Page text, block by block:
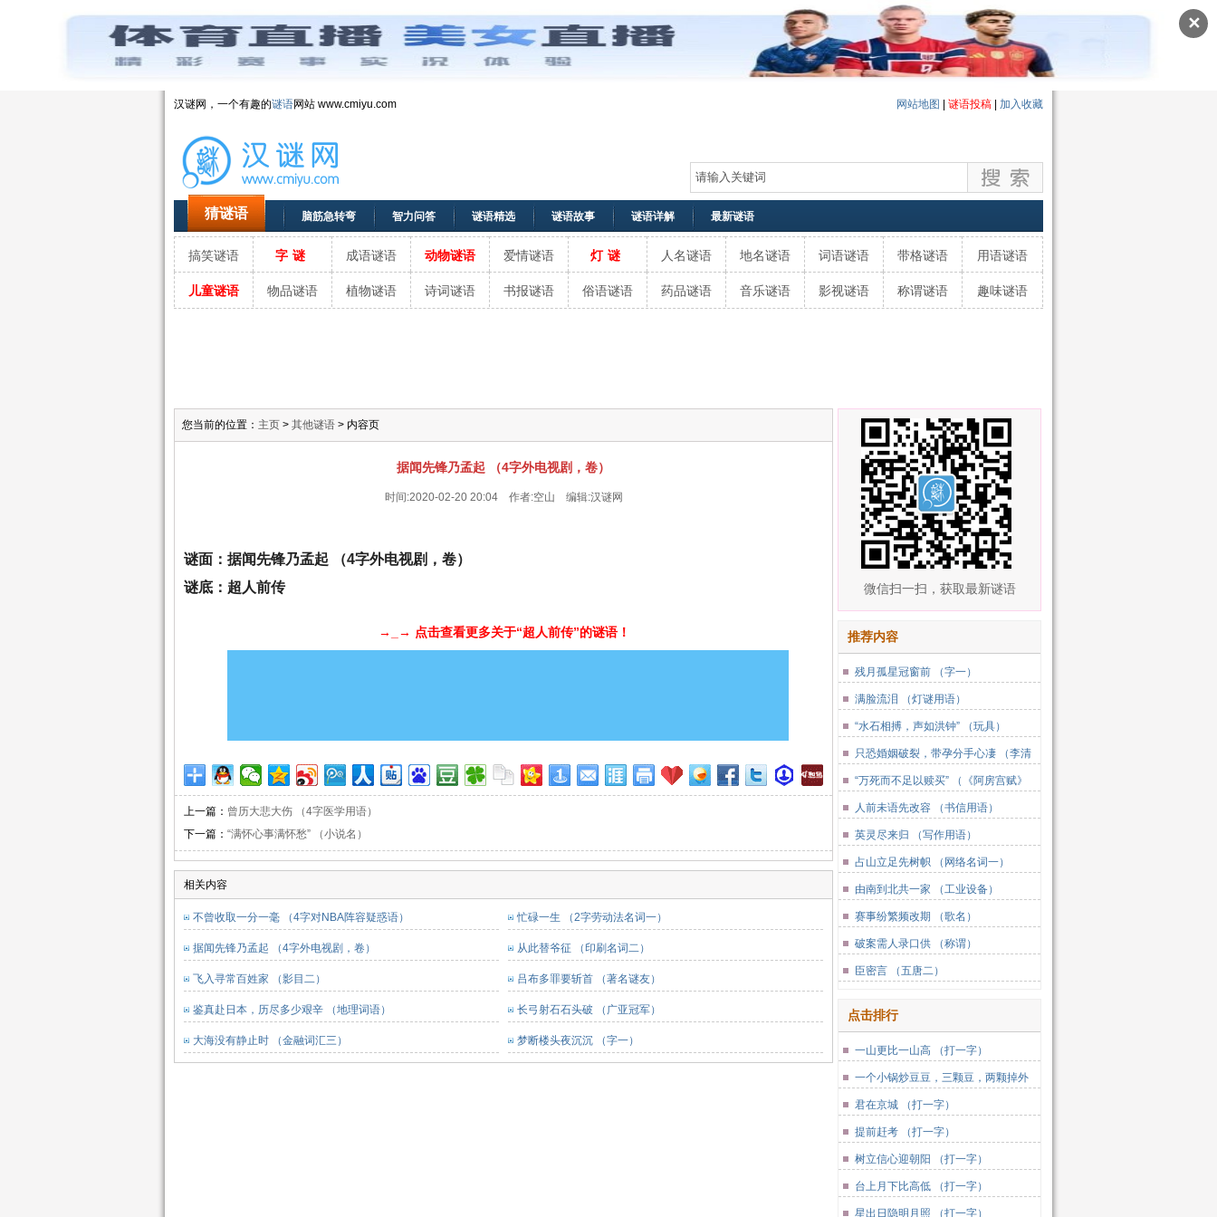
✕
汉谜网，一个有趣的谜语网站 www.cmiyu.com 网站地图 谜语投稿 加入收藏
猜谜语 脑筋急转弯 智力问答 谜语精选 谜语故事 谜语详解 最新谜语
搞笑谜语 字谜 成语谜语 动物谜语 爱情谜语 灯谜 人名谜语 地名谜语 词语谜语 带格谜语 用语谜语
儿童谜语 物品谜语 植物谜语 诗词谜语 书报谜语 俗语谜语 药品谜语 音乐谜语 影视谜语 称谓谜语 趣味谜语
您当前的位置： 主页 > 其他谜语 > 内容页
据闻先锋乃孟起 （4字外电视剧，卷）
时间:2020-02-20 20:04 作者:空山 编辑:汉谜网
谜面：据闻先锋乃孟起 （4字外电视剧，卷）
谜底：超人前传
→_→ 点击查看更多关于“超人前传”的谜语！
上一篇： 曾历大悲大伤 （4字医学用语）
下一篇： “满怀心事满怀愁” （小说名）
相关内容
不曾收取一分一毫 （4字对NBA阵容疑惑语） 忙碌一生 （2字劳动法名词一）
据闻先锋乃孟起 （4字外电视剧，卷） 从此替爷征 （印刷名词二）
飞入寻常百姓家 （影目二） 吕布多罪要斩首 （著名谜友）
鉴真赴日本，历尽多少艰辛 （地理词语） 长弓射石石头破 （广亚冠军）
大海没有静止时 （金融词汇三） 梦断楼头夜沉沉 （字一）
微信扫一扫，获取最新谜语
推荐内容
残月孤星冠窗前 （字一）
满脸流泪 （灯谜用语）
“水石相搏，声如洪钟” （玩具）
只恐婚姻破裂，带孕分手心凄 （李清
照词）
“万死而不足以赎买” （《阿房宫赋》
一句）
人前未语先改容 （书信用语）
英灵尽来归 （写作用语）
占山立足先树帜 （网络名词一）
由南到北共一家 （工业设备）
赛事纷繁频改期 （歌名）
破案需人录口供 （称谓）
臣密言 （五唐二）
点击排行
一山更比一山高 （打一字）
一个小锅炒豆豆，三颗豆，两颗掉外
边，一颗留中间。 （打一字）
君在京城 （打一字）
提前赶考 （打一字）
树立信心迎朝阳 （打一字）
台上月下比高低 （打一字）
星出日隐明月照 （打一字）